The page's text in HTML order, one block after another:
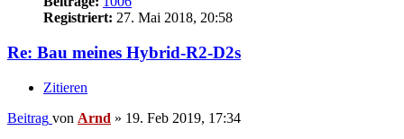
Registriert: 27. Mai 2018, 20:58
Re: Bau meines Hybrid-R2-D2s
Zitieren
Beitrag von Arnd » 19. Feb 2019, 17:34